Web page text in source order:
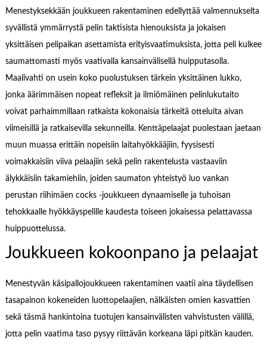
Menestyksekkään joukkueen rakentaminen edellyttää valmennukselta
syvällistä ymmärrystä pelin taktisista hienouksista ja jokaisen
yksittäisen pelipaikan asettamista erityisvaatimuksista, jotta peli kulkee
saumattomasti myös vaativalla kansainvälisellä huipputasolla.
Maalivahti on usein koko puolustuksen tärkein yksittäinen lukko,
jonka äärimmäisen nopeat refleksit ja ilmiömäinen pelinlukutaito
voivat parhaimmillaan ratkaista kokonaisia tärkeitä otteluita aivan
viimeisillä ja ratkaisevilla sekunneilla. Kenttäpelaajat puolestaan jaetaan
muun muassa erittäin nopeisiin laitahyökkääjiin, fyysisesti
voimakkaisiin viiva pelaajiin sekä pelin rakentelusta vastaaviin
älykkäisiin takamiehiin, joiden saumaton yhteistyö luo vankan
perustan riihimäen cocks -joukkueen dynaamiselle ja tuhoisan
tehokkaalle hyökkäyspelille kaudesta toiseen jokaisessa pelattavassa
huippuottelussa.
Joukkueen kokoonpano ja pelaajat
Menestyvän käsipallojoukkueen rakentaminen vaatii aina täydellisen
tasapainon kokeneiden luottopelaajien, nälkäisten omien kasvattien
sekä täsmä hankintoina tuotujen kansainvälisten vahvistusten välillä,
jotta pelin vaatima taso pysyy riittävän korkeana läpi pitkän kauden.